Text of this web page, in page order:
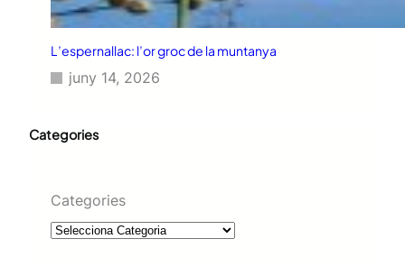
L’espernallac: l’or groc de la muntanya
juny 14, 2026
Categories
Categories